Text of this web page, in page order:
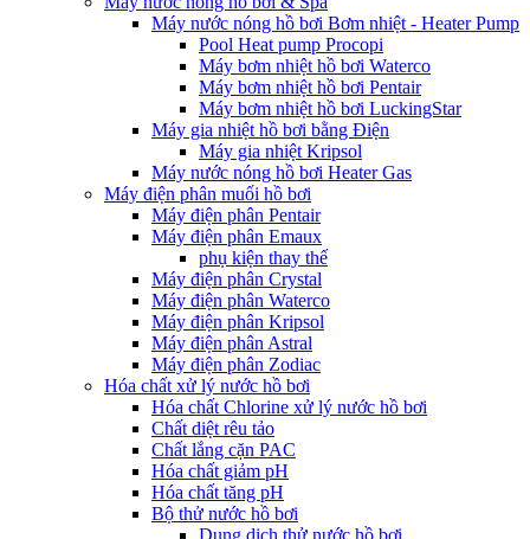
Máy nước nóng hồ bơi Bơm nhiệt - Heater Pump
Pool Heat pump Procopi
Máy bơm nhiệt hồ bơi Waterco
Máy bơm nhiệt hồ bơi Pentair
Máy bơm nhiệt hồ bơi LuckingStar
Máy gia nhiệt hồ bơi bằng Điện
Máy gia nhiệt Kripsol
Máy nước nóng hồ bơi Heater Gas
Máy điện phân muối hồ bơi
Máy điện phân Pentair
Máy điện phân Emaux
phụ kiện thay thế
Máy điện phân Crystal
Máy điện phân Waterco
Máy điện phân Kripsol
Máy điện phân Astral
Máy điện phân Zodiac
Hóa chất xử lý nước hồ bơi
Hóa chất Chlorine xử lý nước hồ bơi
Chất diệt rêu tảo
Chất lắng cặn PAC
Hóa chất giảm pH
Hóa chất tăng pH
Bộ thử nước hồ bơi
Dung dịch thử nước hồ bơi